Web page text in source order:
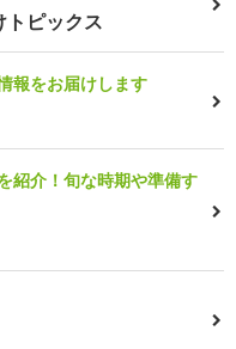
ピックス
報をお届けします
紹介！旬な時期や準備す